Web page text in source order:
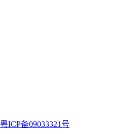
粤ICP备09033321号